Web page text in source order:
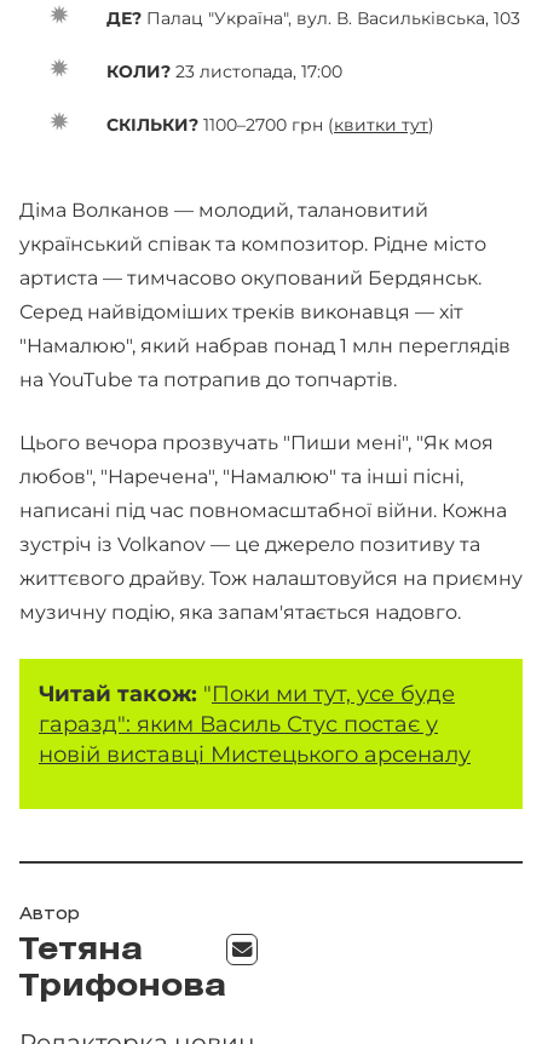
ДЕ? Палац "Україна", вул. В. Васильківська, 103
КОЛИ? 23 листопада, 17:00
СКІЛЬКИ? 1100–2700 грн (квитки тут)
Діма Волканов — молодий, талановитий
український співак та композитор. Рідне місто
артиста — тимчасово окупований Бердянськ.
Серед найвідоміших треків виконавця — хіт
"Намалюю", який набрав понад 1 млн переглядів
на YouTube та потрапив до топчартів.
Цього вечора прозвучать "Пиши мені", "Як моя
любов", "Наречена", "Намалюю" та інші пісні,
написані під час повномасштабної війни. Кожна
зустріч із Volkanov — це джерело позитиву та
життєвого драйву. Тож налаштовуйся на приємну
музичну подію, яка запам'ятається надовго.
Читай також: "Поки ми тут, усе буде
гаразд": яким Василь Стус постає у
новій виставці Мистецького арсеналу
Автор
Тетяна
Трифонова